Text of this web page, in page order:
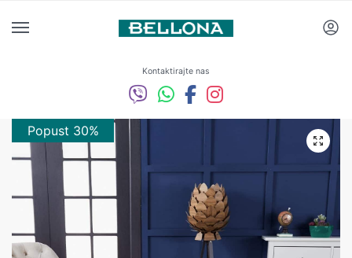
Kontaktirajte nas
Popust 30%